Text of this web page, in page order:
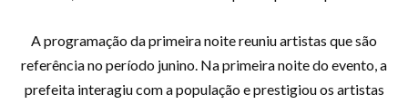
A programação da primeira noite reuniu artistas que são
referência no período junino. Na primeira noite do evento, a
prefeita interagiu com a população e prestigiou os artistas